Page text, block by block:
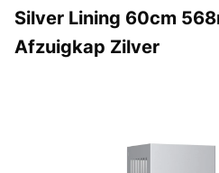
Silver Lining 60cm
Afzuigkap Zilver